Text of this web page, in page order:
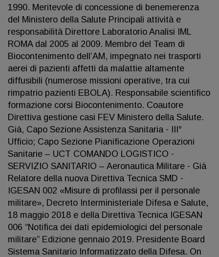
1990. Meritevole di concessione di benemerenza
del Ministero della Salute Principali attività e
responsabilità Direttore Laboratorio Analisi IML
ROMA dal 2005 al 2009. Membro del Team di
Biocontenimento dell’AM, impegnato nei trasporti
aerei di pazienti affetti da malattie altamente
diffusibili (numerose missioni operative, tra cui
rimpatrio pazienti EBOLA). Responsabile scientifico
formazione corsi Biocontenimento. Coautore
Direttiva gestione casi FEV Ministero della Salute.
Già, Capo Sezione Assistenza Sanitaria - III°
Ufficio; Capo Sezione Pianificazione Operazioni
Sanitarie – UCT COMANDO LOGISTICO -
SERVIZIO SANITARIO – Aeronautica Militare - Già
Relatore della nuova Direttiva Tecnica SMD -
IGESAN 002 «Misure di profilassi per il personale
militare», Decreto Interministeriale Difesa e Salute,
18 maggio 2018 e della Direttiva Tecnica IGESAN
006 “Notifica dei dati epidemiologici del personale
militare” Edizione gennaio 2019. Presidente Board
Sistema Sanitario Informatizzato della Difesa. On